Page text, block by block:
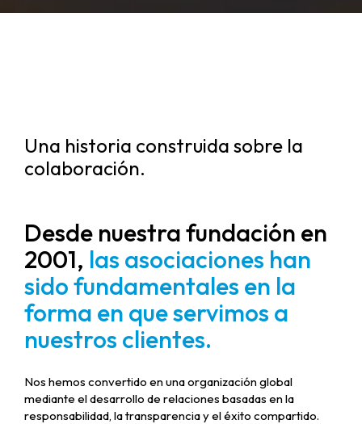
Una historia construida sobre la
colaboración.
Desde nuestra fundación en
2001, las asociaciones han
sido fundamentales en la
forma en que servimos a
nuestros clientes.
Nos hemos convertido en una organización global
mediante el desarrollo de relaciones basadas en la
responsabilidad, la transparencia y el éxito compartido.